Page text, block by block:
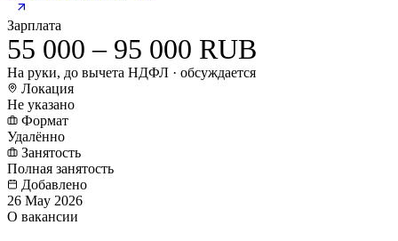
Зарплата
55 000 – 95 000 RUB
На руки, до вычета НДФЛ · обсуждается
Локация
Не указано
Формат
Удалённо
Занятость
Полная занятость
Добавлено
26 May 2026
О вакансии